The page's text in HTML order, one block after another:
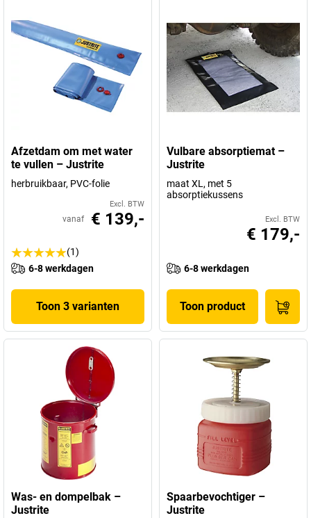
Afzetdam om met water
te vullen – Justrite
herbruikbaar, PVC-folie
Excl. BTW
vanaf € 139,-
(1)
6-8 werkdagen
Toon 3 varianten
Vulbare absorptiemat –
Justrite
maat XL, met 5
absorptiekussens
Excl. BTW
€ 179,-
6-8 werkdagen
Toon product
Was- en dompelbak –
Justrite
Spaarbevochtiger –
Justrite